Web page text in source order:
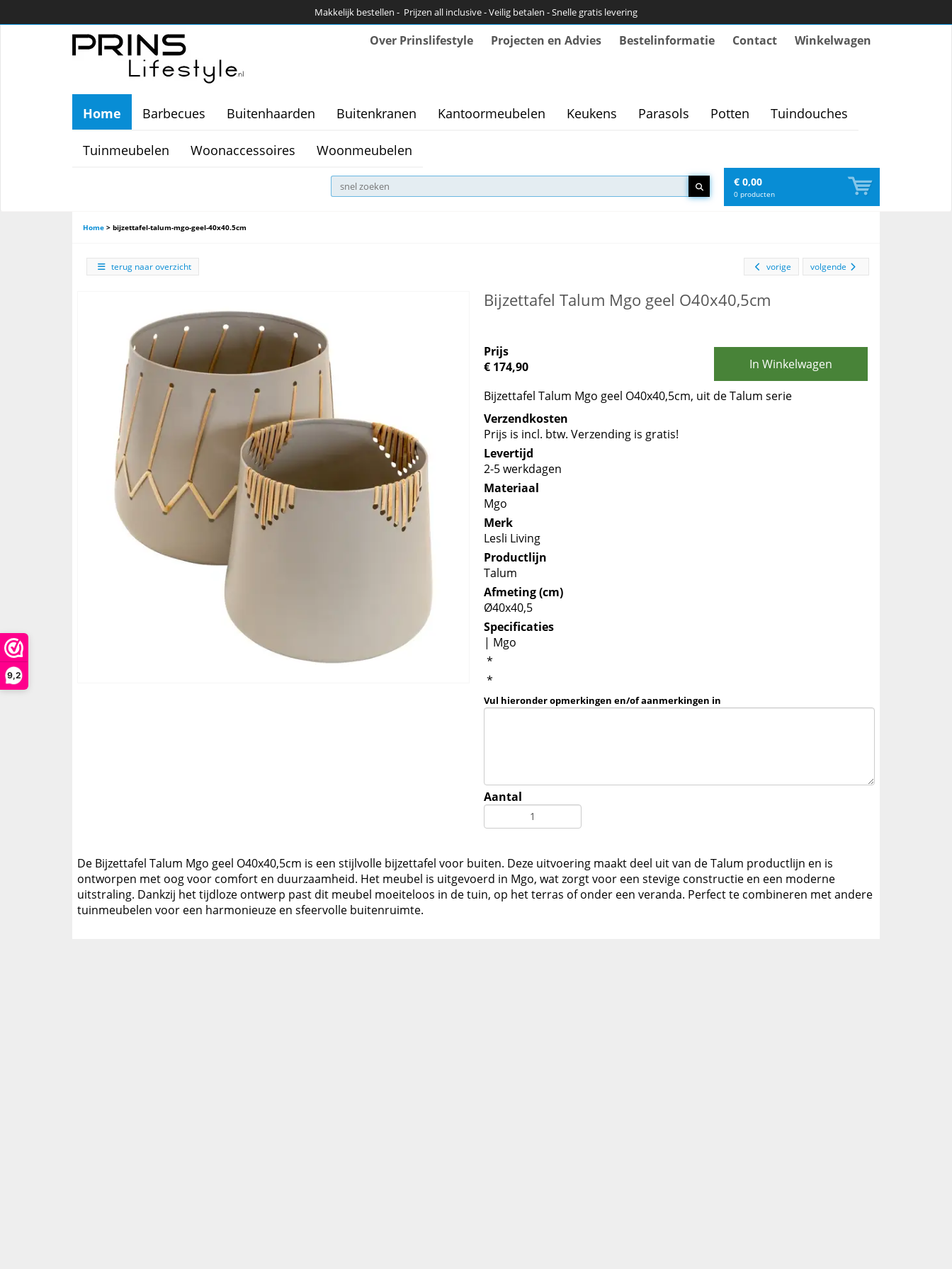
9,2
Makkelijk bestellen - Prijzen all inclusive - Veilig betalen - Snelle gratis levering
Over Prinslifestyle Projecten en Advies Bestelinformatie Contact Winkelwagen
Home Barbecues Buitenhaarden Buitenkranen Kantoormeubelen Keukens Parasols Potten Tuindouches
Tuinmeubelen Woonaccessoires Woonmeubelen
€ 0,00
0 producten
Home > bijzettafel-talum-mgo-geel-40x40.5cm
terug naar overzicht volgende
vorige
Bijzettafel Talum Mgo geel O40x40,5cm
Prijs
€ 174,90
In Winkelwagen
Bijzettafel Talum Mgo geel O40x40,5cm, uit de Talum serie
Verzendkosten
Prijs is incl. btw. Verzending is gratis!
Levertijd
2-5 werkdagen
Materiaal
Mgo
Merk
Lesli Living
Productlijn
Talum
Afmeting (cm)
Ø40x40,5
Specificaties
| Mgo
*
*
Vul hieronder opmerkingen en/of aanmerkingen in
Aantal
De Bijzettafel Talum Mgo geel O40x40,5cm is een stijlvolle bijzettafel voor buiten. Deze uitvoering maakt deel uit van de Talum productlijn en is
ontworpen met oog voor comfort en duurzaamheid. Het meubel is uitgevoerd in Mgo, wat zorgt voor een stevige constructie en een moderne
uitstraling. Dankzij het tijdloze ontwerp past dit meubel moeiteloos in de tuin, op het terras of onder een veranda. Perfect te combineren met andere
tuinmeubelen voor een harmonieuze en sfeervolle buitenruimte.